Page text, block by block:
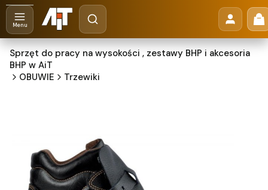
Otwórz wyszukiwarkę
Szukaj
Sprzęt do pracy na wysokości , zestawy BHP i akcesoria
BHP w AiT
OBUWIE
Trzewiki
Menu